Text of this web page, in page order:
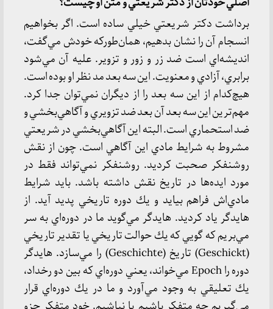
برداشت دكتر شريعتي خيلي ساده است. اگر بخواهيم
انسجام آن را نشان بدهيم، همان‌طوركه خودش مي‌گفت،
انديشه‌اي است ضد زر و زور و تزوير. عليه آن مي‌شود
برابري، آزادي و معنويت. اين سه بعد مد نظر او بوده است.
هيچ‌كدام از اين سه بعد را از ديگران نمي‌توان جدا كرد.
مهم‌ترين اين سه بعد آن بعد ضد تزويري و آگاهي‌بخشي و
ضد استحماري است. البته اين آگاهي‌بخشي در شريعتي
مشروط به شرايط مادي اين آگاهي است. چون از نقش
روشنفكر صحبت كرديد. روشنفكر نمي‌تواند فقط در
مورد ايده‌ها در تاريخ نقش داشته باشد. بايد شرايط
مادي‌اش فراهم بيايد و يك دوره تاريخي پديد‌ آيد. از
هايدگر ياد كرديد. هايدگر مي‌گويد ما در دوره‌اي به سر
مي‌بريم كه گويي كه يك حوالت تاريخي يا تقدير تاريخي
(Geschickt) تاريخ (Geschichte) را مي‌سازد. هايدگر
دوره را Epoch مي‌خواند، يعني دوره‌اي كه بين دو رخداد،
يك تعليقي به وجود مي‌آورد و ما در يك دوره‌اي قرار